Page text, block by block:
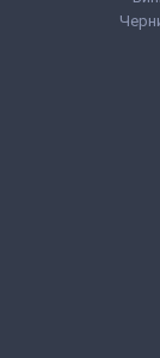
i5 - 6gen
Форм-